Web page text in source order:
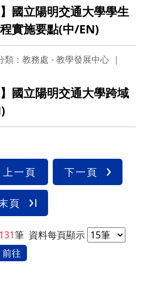
國立陽明交通大學學生
實施要點(中/EN)
類：教務處 - 教學發展中心
國立陽明交通大學跨域
上一頁 下一頁
頁
筆 資料每頁顯示
前往